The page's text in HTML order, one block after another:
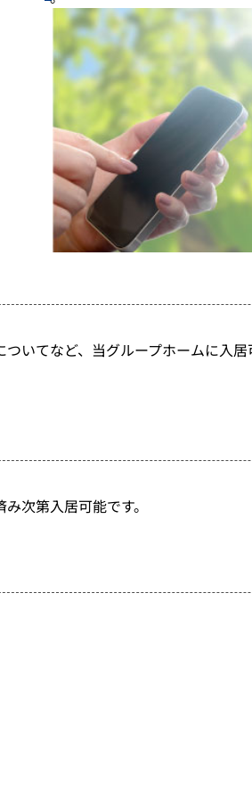
いてなど、当グループホームに入居
次第入居可能です。